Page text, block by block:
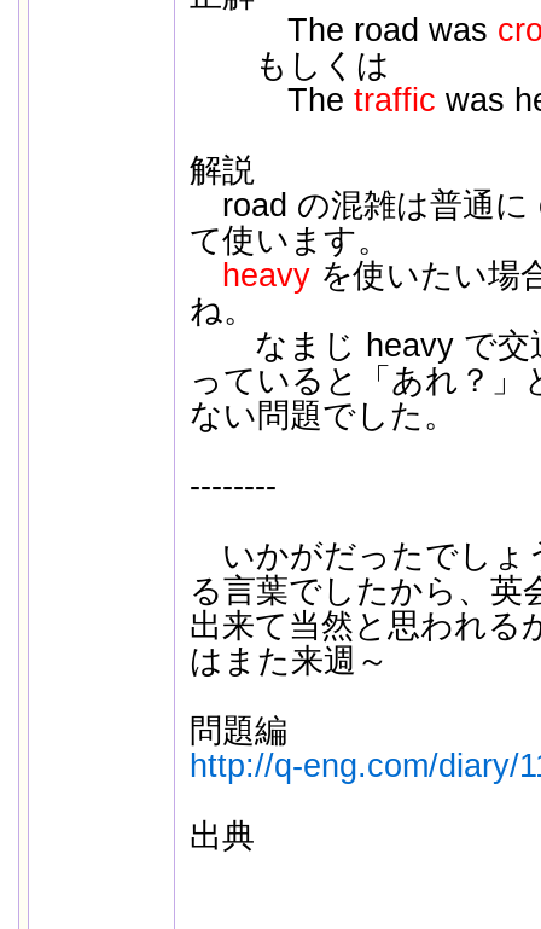
The road was
もしくは
The traffic was
解説
road の混雑は普通に
て使います。
heavyを使いたい場
ね。
なまじ heavy で交
っていると「あれ？」
ない問題でした。
--------
いかがだったでし
る言葉でしたから、英
出来て当然と思われる
はまた来週～
問題編
http://q-eng.com/diary/
出典